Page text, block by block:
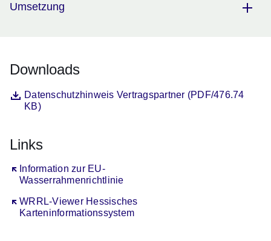
Umsetzung
Downloads
DateiDatenschutzhinweis Vertragspartner (PDF/476.74
KB)
Öffnet sich in einem neuen Fenster
Links
Information zur EU-
Wasserrahmenrichtlinie
Öffnet sich in einem neuen Fenster
WRRL-Viewer Hessisches
Karteninformationssystem
Öffnet sich in einem neuen Fenster